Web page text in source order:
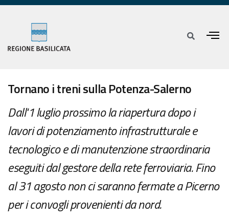
Tornano i treni sulla Potenza-Salerno
Dall'1 luglio prossimo la riapertura dopo i
lavori di potenziamento infrastrutturale e
tecnologico e di manutenzione straordinaria
eseguiti dal gestore della rete ferroviaria. Fino
al 31 agosto non ci saranno fermate a Picerno
per i convogli provenienti da nord.